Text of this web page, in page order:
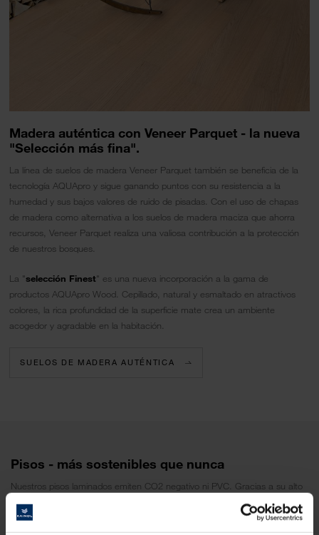
Madera auténtica con Veneer Parquet - la nueva
"Selección más fina".
La línea de suelos de madera Veneer Parquet también se beneficia de la
tecnología AQUApro y sigue ganando puntos con su resistencia a la
humedad y sus bajos valores de ruido de pisadas. Con el uso de chapas
de madera como alternativa a los suelos de madera maciza que ahorra
recursos, Veneer Parquet realiza una valiosa contribución a la protección
de nuestros bosques.
La "selección Finest" es una nueva incorporación a la gama de
productos AQUApro Wood. Cepillado, natural y esmaltado en atractivos
colores, la rica profundidad de la superficie mate crea un ambiente
acogedor y agradable en la habitación.
SUELOS DE MADERA AUTÉNTICA
Pisos - más sostenibles que nunca
Nuestros pisos laminados emiten CO2 negativo ni PVC. Gracias a su alto
contenido de madera, tienen un equilibrio ecológico inmejorable y
contribuyen activamente a la protección del clima. Más información sobre